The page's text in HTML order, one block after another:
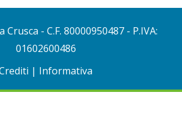
Crusca - C.F. 80000950487 - P.IVA:
01602600486
| Informativa